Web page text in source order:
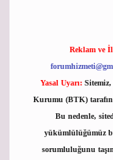
Reklam ve
Yasal Uyarı:
Kurumu (BTK)
Bu nedenle,
yükümlülüğümüz
sorumluluğunu